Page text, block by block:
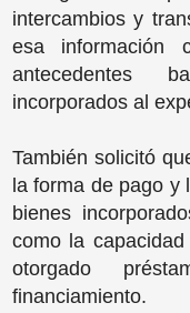
intercambios y
esa información
antecedentes
incorporados al
También solicitó
la forma de pago y
bienes
como la
otorgado
financiamiento.